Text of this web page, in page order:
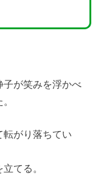
が笑みを浮かべ
転がり落ちてい
てる。